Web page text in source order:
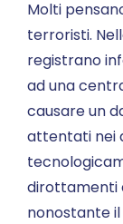
Molti
terroristi.
registrano
ad una
causare un
attentati nei
dirottamenti
nonostante